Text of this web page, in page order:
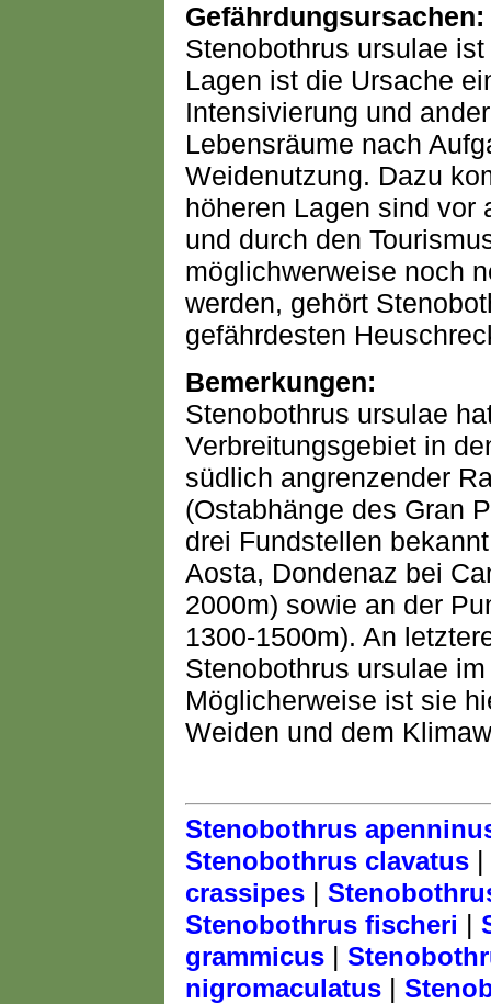
Gefährdungsursachen:
Stenobothrus ursulae
Lagen ist die Ursache
Intensivierung und
Lebensräume nach
Weidenutzung. Dazu
höheren Lagen sind vor
und durch den
möglichwerweise noch
werden, gehört
gefährdesten
Bemerkungen:
Stenobothrus ursulae
Verbreitungsgebiet in
südlich angrenzender
(Ostabhänge des Gran
drei Fundstellen
Aosta, Dondenaz bei
2000m) sowie an der
1300-1500m). An
Stenobothrus ursulae
Möglicherweise ist sie
Weiden und dem
Stenobothrus
Stenobothrus clavatus |
crassipes |
Stenobothrus fischeri |
grammicus |
nigromaculatus |